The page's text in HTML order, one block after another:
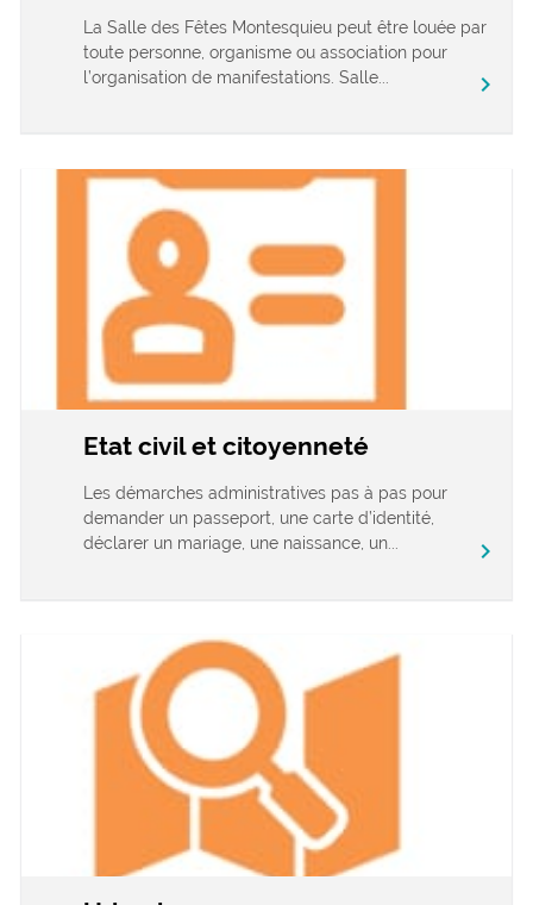
La Salle des Fêtes Montesquieu peut être louée par
toute personne, organisme ou association pour
l’organisation de manifestations. Salle...
chevron_right
Etat civil et citoyenneté
Les démarches administratives pas à pas pour
demander un passeport, une carte d’identité,
déclarer un mariage, une naissance, un...
chevron_right